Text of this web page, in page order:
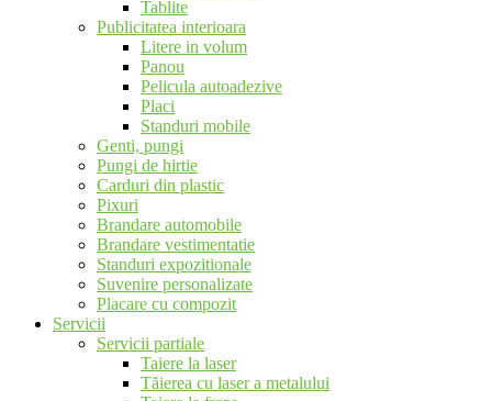
Tablite
Publicitatea interioara
Litere in volum
Panou
Pelicula autoadezive
Placi
Standuri mobile
Genti, pungi
Pungi de hirtie
Carduri din plastic
Pixuri
Brandare automobile
Brandare vestimentatie
Standuri expozitionale
Suvenire personalizate
Placare cu compozit
Servicii
Servicii partiale
Taiere la laser
Tăierea cu laser a metalului